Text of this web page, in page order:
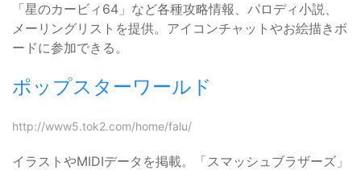
「星のカービィ64」など各種攻略情報、パロディ小説、
メーリングリストを提供。アイコンチャットやお絵描きボ
ードに参加できる。
ポップスターワールド
http://www5.tok2.com/home/falu/
イラストやMIDIデータを掲載。「スマッシュブラザーズ」